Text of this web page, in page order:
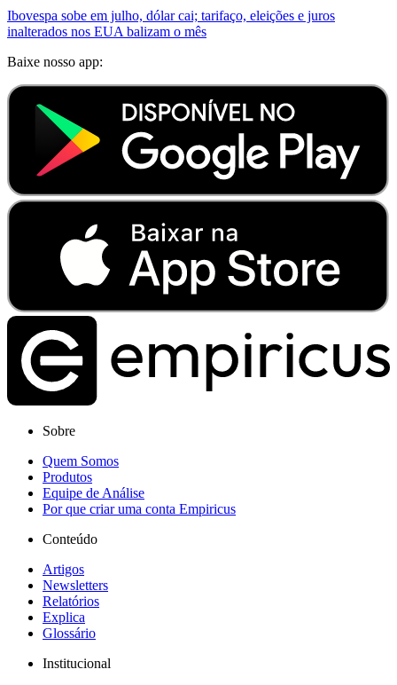
Ibovespa sobe em julho, dólar cai; tarifaço, eleições e juros
inalterados nos EUA balizam o mês
Baixe nosso app:
Sobre
Quem Somos
Produtos
Equipe de Análise
Por que criar uma conta Empiricus
Conteúdo
Artigos
Newsletters
Relatórios
Explica
Glossário
Institucional